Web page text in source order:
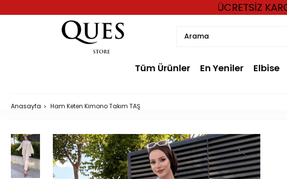
Tüm Ürünler En Yeniler Elbise
Anasayfa Ham Keten Kimono Takım TAŞ